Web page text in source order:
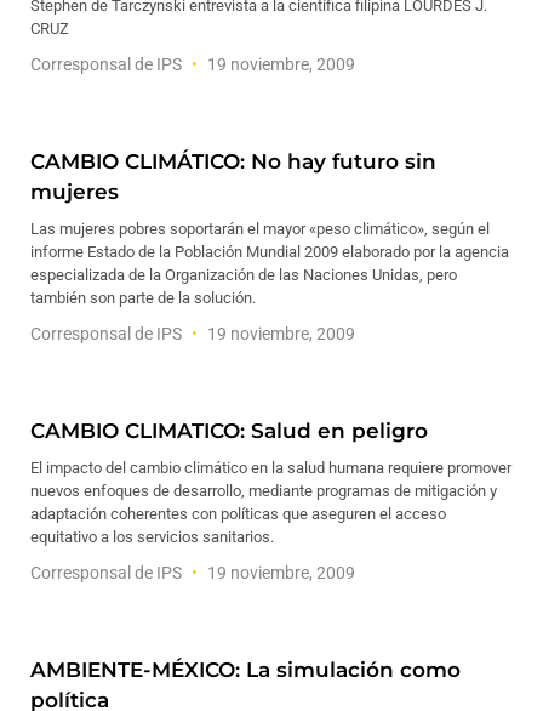
Stephen de Tarczynski entrevista a la científica filipina LOURDES J.
CRUZ
Corresponsal de IPS 19 noviembre, 2009
CAMBIO CLIMÁTICO: No hay futuro sin
mujeres
Las mujeres pobres soportarán el mayor «peso climático», según el
informe Estado de la Población Mundial 2009 elaborado por la agencia
especializada de la Organización de las Naciones Unidas, pero
también son parte de la solución.
Corresponsal de IPS 19 noviembre, 2009
CAMBIO CLIMATICO: Salud en peligro
El impacto del cambio climático en la salud humana requiere promover
nuevos enfoques de desarrollo, mediante programas de mitigación y
adaptación coherentes con políticas que aseguren el acceso
equitativo a los servicios sanitarios.
Corresponsal de IPS 19 noviembre, 2009
AMBIENTE-MÉXICO: La simulación como
política